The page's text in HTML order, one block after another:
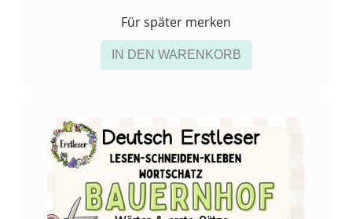
Für später merken
IN DEN WARENKORB